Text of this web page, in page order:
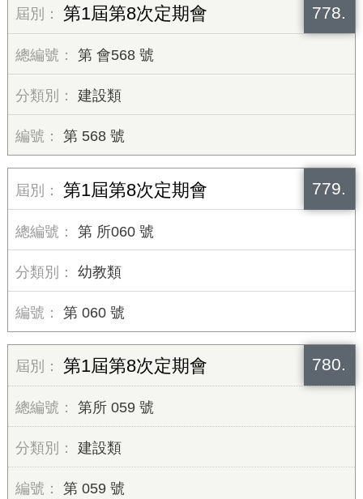
778.
第1屆第8次定期會
第 會568 號
建設類
第 568 號
779.
第1屆第8次定期會
第 所060 號
幼教類
第 060 號
780.
第1屆第8次定期會
第所 059 號
建設類
第 059 號